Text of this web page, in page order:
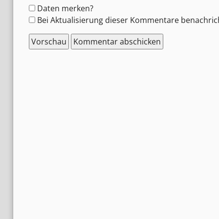
Formular-
Optionen
Daten merken?
Bei Aktualisierung dieser Kommentare